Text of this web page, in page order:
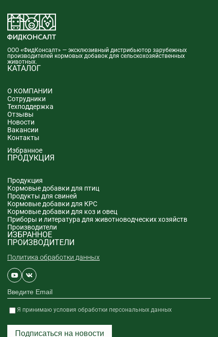
ООО «ФидКонсалт» — эксклюзивный дистрибьютор зарубежных
производителей кормовых добавок для сельскохозяйственных
животных.
КАТАЛОГ
О КОМПАНИИ
Сотрудники
Техподдержка
Отзывы
Новости
Вакансии
Контакты
Избранное
ПРОДУКЦИЯ
Продукция
Кормовые добавки для птиц
Продукты для свиней
Кормовые добавки для КРС
Кормовые добавки для коз и овец
Приборы и литература для животноводческих хозяйств
Производители
ИЗБРАННОЕ
ПРОИЗВОДИТЕЛИ
Политика обработки данных
Я принимаю условия обработки персональных данных
Подписаться на новости